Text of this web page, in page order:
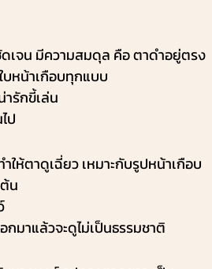
จน มีความสมดุล คือ ตาดำอยู่ตรง
บหน้าเกือบทุกแบบ
รักขี้เล่น
ป
ห้ตาดูเฉี่ยว เหมาะกับรูปหน้าเกือบ
น
กมาแล้วจะดูไม่เป็นธรรมชาติ